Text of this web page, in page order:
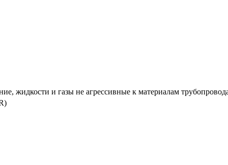
жидкости и газы не агрессивные к материалам